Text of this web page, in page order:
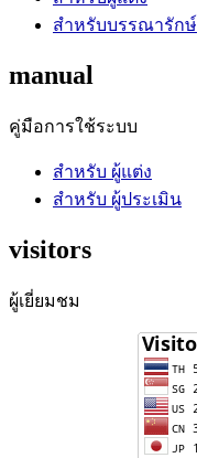
สำหรับบรรณารักษ์
manual
คู่มือการใช้ระบบ
สำหรับ ผู้แต่ง
สำหรับ ผู้ประเมิน
visitors
ผู้เยี่ยมชม